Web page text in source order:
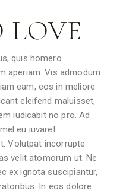
LOVE
quis homero
aperiam. Vis admodum
eam, eos in meliore
eleifend maluisset,
iudicabit no pro. Ad
eu iuvaret
Volutpat incorrupte
velit atomorum ut. Ne
ex ignota suscipiantur,
In eos dolore